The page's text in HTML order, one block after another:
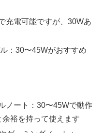
充電可能ですが、30Wあ
：30〜45Wがおすすめ
ノート：30〜45Wで動作
裕を持って使えます